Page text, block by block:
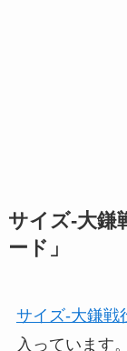
サイズ-大鎌
ード」
サイズ-大鎌戦
入っています。